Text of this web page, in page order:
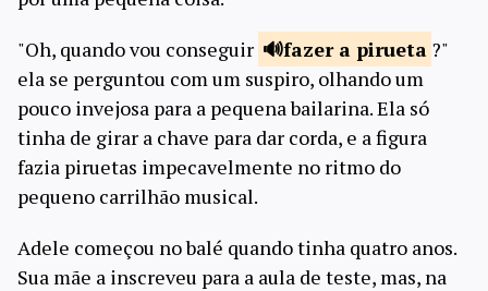
"Oh, quando vou conseguir
fazer a pirueta ?"
ela se perguntou com um suspiro, olhando um
pouco invejosa para a pequena bailarina. Ela só
tinha de girar a chave para dar corda, e a figura
fazia piruetas impecavelmente no ritmo do
pequeno carrilhão musical.
Adele começou no balé quando tinha quatro anos.
Sua mãe a inscreveu para a aula de teste, mas, na